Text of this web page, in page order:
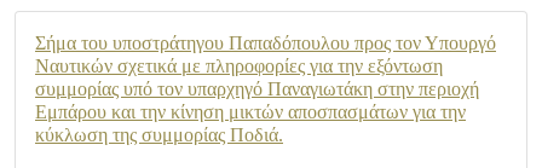
Σήμα του υποστράτηγου Παπαδόπουλου προς τον Υπουργό
Ναυτικών σχετικά με πληροφορίες για την εξόντωση
συμμορίας υπό τον υπαρχηγό Παναγιωτάκη στην περιοχή
Εμπάρου και την κίνηση μικτών αποσπασμάτων για την
κύκλωση της συμμορίας Ποδιά.